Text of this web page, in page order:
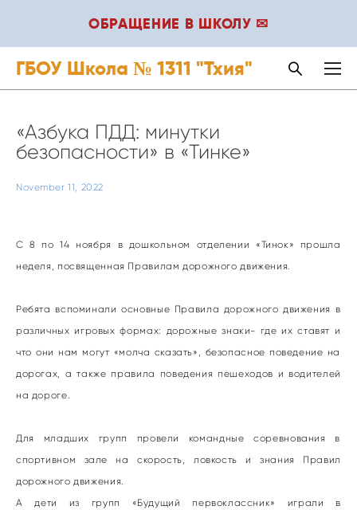
ОБРАЩЕНИЕ В ШКОЛУ ✉
ГБОУ Школа № 1311 "Тхия"
November 11, 2022
«Азбука ПДД: минутки
безопасности» в «Тинке»
С 8 по 14 ноября в дошкольном отделении «Тинок» прошла
неделя, посвященная Правилам дорожного движения.
Ребята вспоминали основные Правила дорожного движения в
различных игровых формах: дорожные знаки- где их ставят и
что они нам могут «молча сказать», безопасное поведение на
дорогах, а также правила поведения пешеходов и водителей
на дороге.
Для младших групп провели командные соревнования в
спортивном зале на скорость, ловкость и знания Правил
дорожного движения.
А дети из групп «Будущий первоклассник» играли в